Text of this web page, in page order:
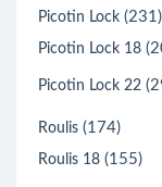
Picotin Lock (231)
Picotin Lock 18
Picotin Lock 22
Roulis (174)
Roulis 18 (155)